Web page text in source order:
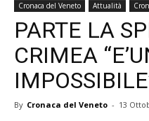
Cronaca del Veneto Attualità
PARTE LA
CRIMEA
By Cronaca del Veneto - 13